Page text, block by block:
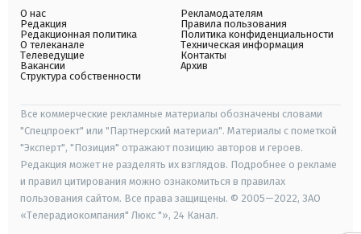
О нас
Редакция
Редакционная политика
О телеканале
Телеведущие
Вакансии
Структура собственности
Рекламодателям
Правила пользования
Политика конфиденциальности
Техническая информация
Контакты
Архив
Все коммерческие рекламные материалы обозначены словами
"Спецпроект" или "Партнерский материал". Материалы с пометкой
"Эксперт", "Позиция" отражают позицию авторов и героев.
Редакция может не разделять их взглядов. Подробнее о рекламе
и правил цитирования можно ознакомиться в правилах
пользования сайтом. Все права защищены. © 2005—2022, ЗАО
«Телерадиокомпания" Люкс "», 24 Канал.